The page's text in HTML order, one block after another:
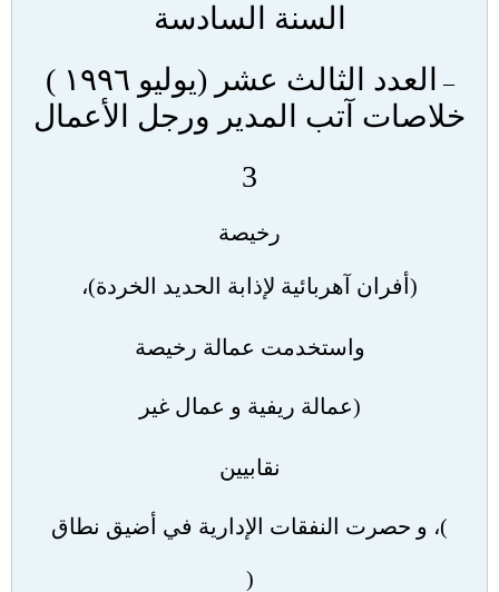
السنة السادسة
– العدد الثالث عشر (يوليو ١٩٩٦
)
خلاصات آتب المدير ورجل الأعمال
3
رخيصة
( أفران آهربائية لإذابة الحديد الخردة)،
واستخدمت عمالة رخيصة
(عمالة ريفية و عمال غير
نقابيين
)، و حصرت النفقات الإدارية في أضيق نطاق
(